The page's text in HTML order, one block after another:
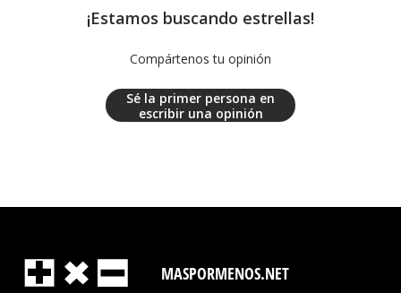
¡Estamos buscando estrellas!
Compártenos tu opinión
Sé la primer persona en
escribir una opinión
MASPORMENOS.NET